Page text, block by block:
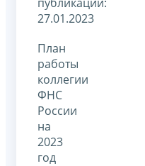
27.01.2023
План
работы
коллегии
ФНС
России
на
2023
год